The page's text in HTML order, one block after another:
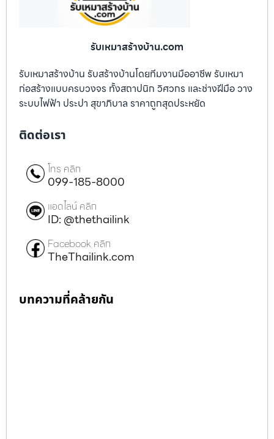
รับเหมาสร้างบ้าน.com
รับเหมาสร้างบ้าน รับสร้างบ้านโดยทีมงานมืออาชีพ รับเหมา
ก่อสร้างแบบครบวงจร ทั้งสถาปนิก วิศวกร และช่างฝีมือ วาง
ระบบไฟฟ้า ประปา สุขาภิบาล ราคาถูกสุดประหยัด
ติดต่อเรา
โทร คลิก
099-185-8000
แอดไลน์ คลิก
ID: @thethailink
Facebook คลิก
TheThailink.com
บทความที่คล้ายกัน